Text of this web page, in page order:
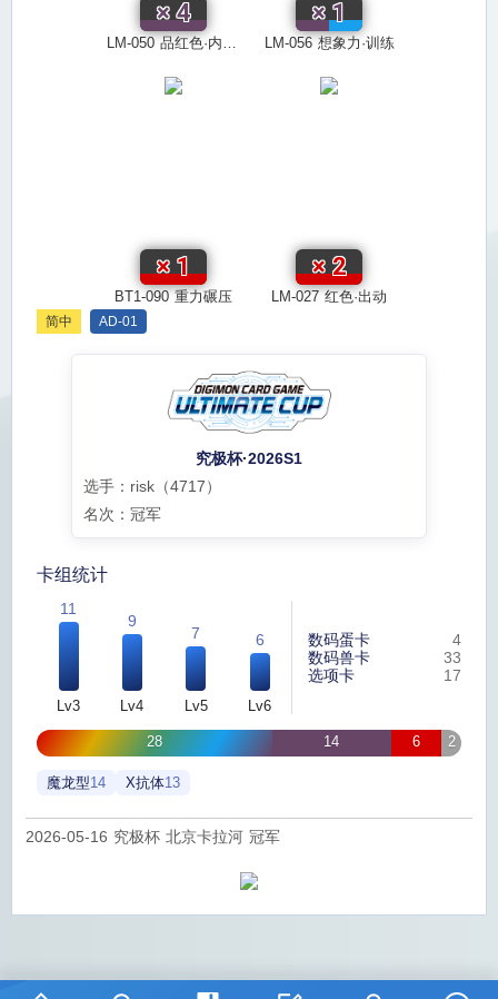
LM-050 品红色·内存值推进！！
×4
LM-056 想象力·训练
×1
BT1-090 重力碾压
×1
LM-027 红色·出动
×2
简中 AD-01
究极杯·2026S1
选手：risk（4717）
名次：冠军
卡组统计
11
Lv3
9
Lv4
7
Lv5
6
Lv6
数码蛋卡
4
数码兽卡
33
选项卡
17
28 14 6 2
魔龙型14 X抗体13
2026-05-16 究极杯 北京卡拉河 冠军